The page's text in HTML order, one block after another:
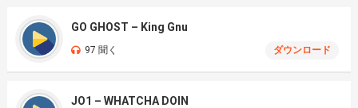
GO GHOST – King Gnu
97 聞く ダウンロード
JO1 – WHATCHA DOIN